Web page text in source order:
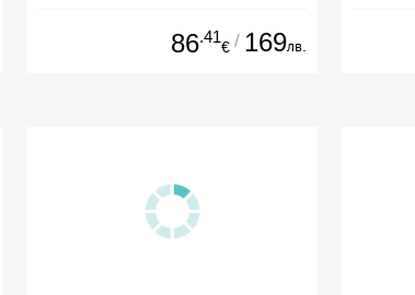
86.41
€ / 169лв.